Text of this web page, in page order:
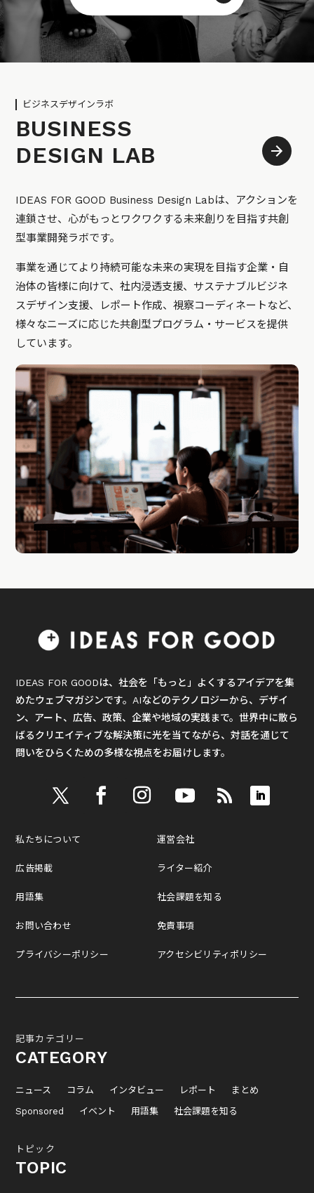
ビジネスデザインラボ
BUSINESS
DESIGN LAB
IDEAS FOR GOOD Business Design Labは、アクションを
連鎖させ、心がもっとワクワクする未来創りを目指す共創
型事業開発ラボです。
事業を通じてより持続可能な未来の実現を目指す企業・自
治体の皆様に向けて、社内浸透支援、サステナブルビジネ
スデザイン支援、レポート作成、視察コーディネートなど、
様々なニーズに応じた共創型プログラム・サービスを提供
しています。
IDEAS FOR GOODは、社会を「もっと」よくするアイデアを集
めたウェブマガジンです。AIなどのテクノロジーから、デザイ
ン、アート、広告、政策、企業や地域の実践まで。世界中に散ら
ばるクリエイティブな解決策に光を当てながら、対話を通じて
問いをひらくための多様な視点をお届けします。
私たちについて
広告掲載
用語集
お問い合わせ
プライバシーポリシー
運営会社
ライター紹介
社会課題を知る
免責事項
アクセシビリティポリシー
記事カテゴリー
CATEGORY
ニュース コラム インタビュー レポート
まとめ
Sponsored
イベント 用語集 社会課題を知る
トピック
TOPIC